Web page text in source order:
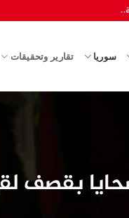
سوريا تقارير وتحقيقات
بقصف